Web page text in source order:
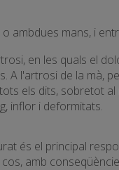
ambdues mans, i
en les quals el
A l'artrosi de la mà,
els dits, sobretot
inflor i deformitats.
és el principal
amb